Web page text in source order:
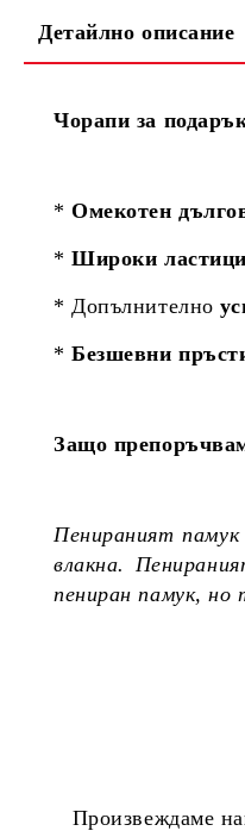
Детайлно описание
Чорапи за
*Омекотен
*Широки ластици
* Допълнително
*Безшевни
Защо
Пенираният
влакна.
пениран памук,
Произвеждаме